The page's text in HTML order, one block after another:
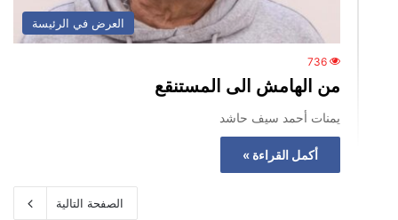
العرض في الرئيسة
736
من الهامش الى المستنقع
يمنات أحمد سيف حاشد
أكمل القراءة »
الصفحة التالية